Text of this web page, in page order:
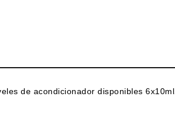
de acondicionador disponibles 6x10ml